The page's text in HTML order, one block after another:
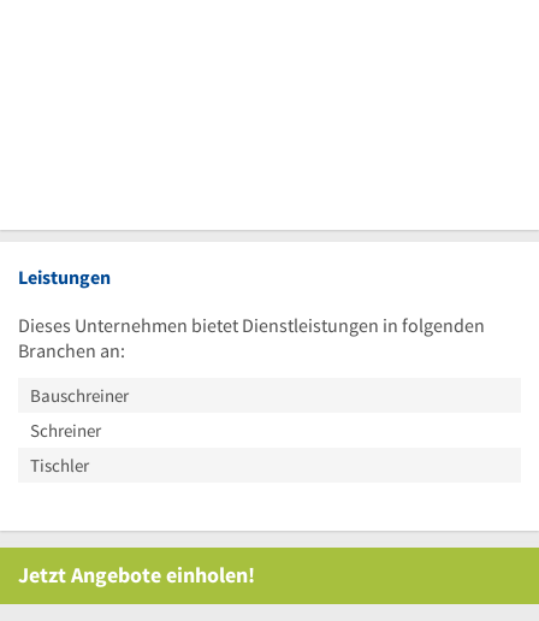
Leistungen
Dieses Unternehmen bietet Dienstleistungen in folgenden
Branchen an:
Bauschreiner
Schreiner
Tischler
Jetzt Angebote einholen!